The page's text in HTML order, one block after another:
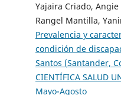
Yajaira Criado,
Rangel Mantilla,
Prevalencia y
condición de
Santos (Santander,
CIENTÍFICA SALUD
Mayo-Agosto